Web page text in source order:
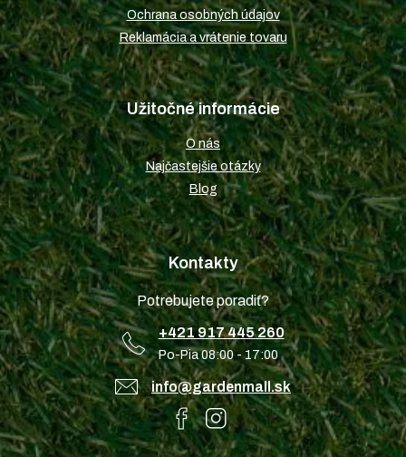
Ochrana osobných údajov
Reklamácia a vrátenie tovaru
Užitočné informácie
O nás
Najčastejšie otázky
Blog
Kontakty
Potrebujete poradiť?
+421 917 445 260
Po-Pia 08:00 - 17:00
info@gardenmall.sk